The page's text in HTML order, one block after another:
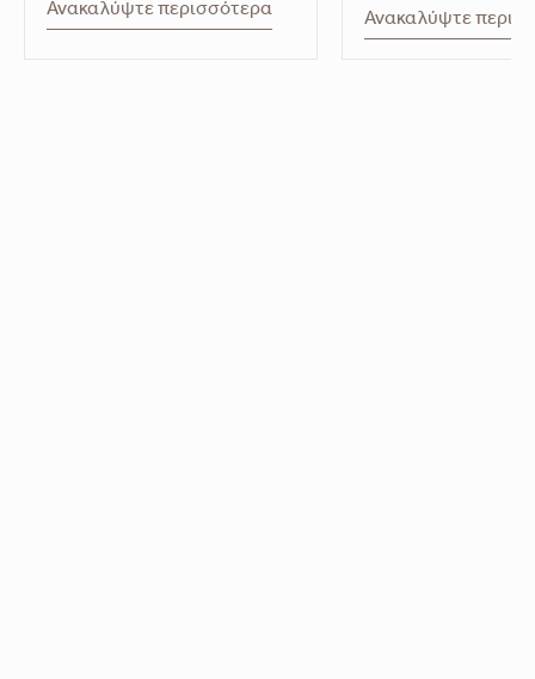
Ανακαλύψτε περισσότερα Ανακαλύψτε